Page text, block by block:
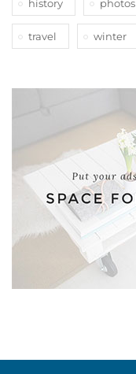
history photos
travel winter